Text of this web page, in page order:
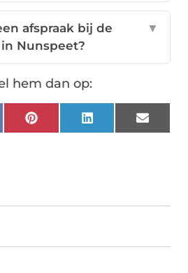
afspraak bij de
Nunspeet?
▼
hem dan op:
PinterestLinkedInEmail